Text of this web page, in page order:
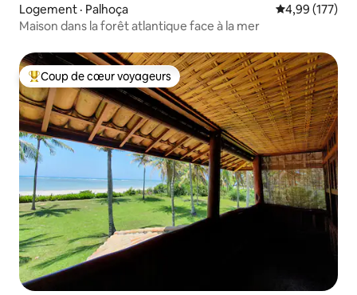
Logement · Palhoça Note
4,99 (177)
Maison dans la forêt atlantique face à la mer
Coup de cœur voyageurs parmi les plus aimés
Coup de cœur voyageurs